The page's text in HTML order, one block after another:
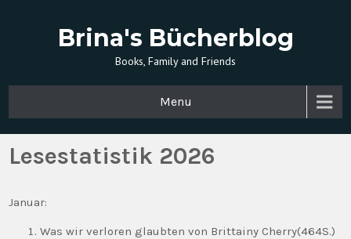
Brina's Bücherblog
Books, Family and Friends
Menu
Lesestatistik 2026
Januar:
Was wir verloren glaubten von Brittainy Cherry(464S.)